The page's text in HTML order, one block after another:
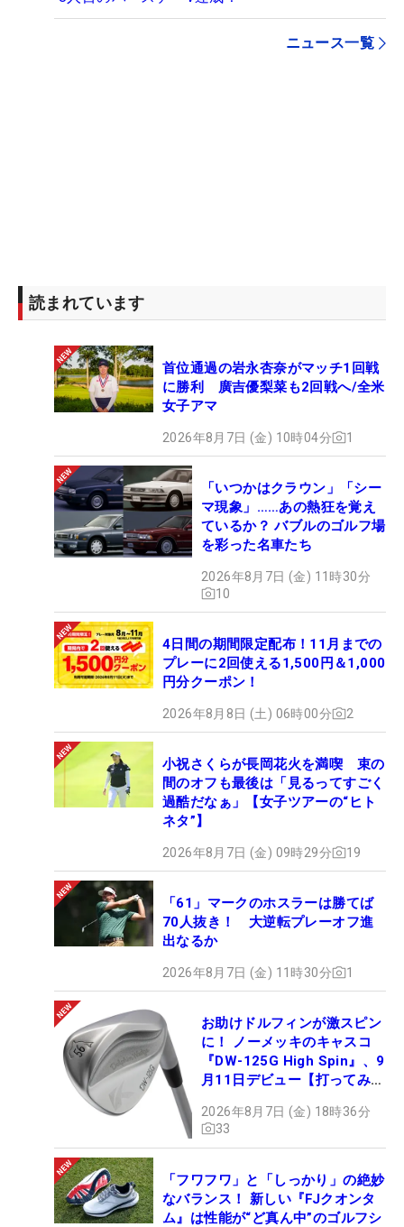
ニュース一覧
読まれています
首位通過の岩永杏奈がマッチ1回戦
に勝利 廣吉優梨菜も2回戦へ/全米
女子アマ
2026年8月7日 (金) 10時04分 1
「いつかはクラウン」「シー
マ現象」……あの熱狂を覚え
ているか？ バブルのゴルフ場
を彩った名車たち
2026年8月7日 (金) 11時30分
10
4日間の期間限定配布！11月までの
プレーに2回使える1,500円＆1,000
円分クーポン！
2026年8月8日 (土) 06時00分 2
小祝さくらが長岡花火を満喫 束の
間のオフも最後は「見るってすごく
過酷だなぁ」【女子ツアーの“ヒト
ネタ”】
2026年8月7日 (金) 09時29分 19
「61」マークのホスラーは勝てば
70人抜き！ 大逆転プレーオフ進
出なるか
2026年8月7日 (金) 11時30分 1
お助けドルフィンが激スピン
に！ ノーメッキのキャスコ
『DW-125G High Spin』、9
月11日デビュー【打ってみ
2026年8月7日 (金) 18時36分
33
「フワフワ」と「しっかり」の絶妙
なバランス！ 新しい『FJクオンタ
ム』は性能が“ど真ん中”のゴルフシ